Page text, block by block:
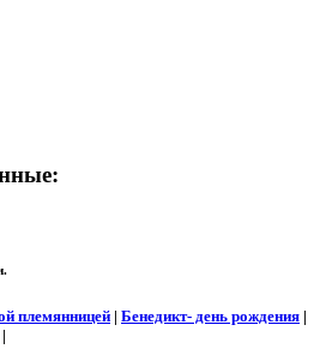
племянницей | Бенедикт- день рождения |
|